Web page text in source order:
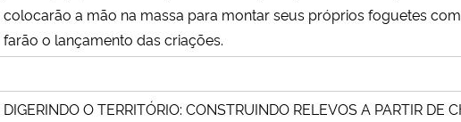
colocarão a mão na massa para montar seus próprios foguetes
farão o lançamento das criações.
DIGERINDO O TERRITÓRIO: CONSTRUINDO RELEVOS A PARTIR DE